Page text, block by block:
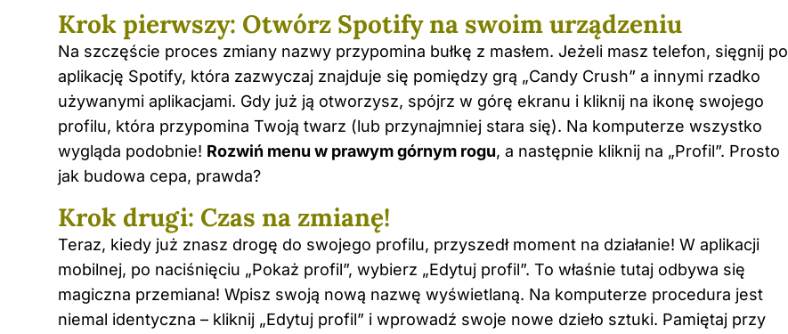
Krok pierwszy: Otwórz Spotify na swoim urządzeniu
Na szczęście proces zmiany nazwy przypomina bułkę z masłem. Jeżeli masz telefon, sięgnij po
aplikację Spotify, która zazwyczaj znajduje się pomiędzy grą „Candy Crush” a innymi rzadko
używanymi aplikacjami. Gdy już ją otworzysz, spójrz w górę ekranu i kliknij na ikonę swojego
profilu, która przypomina Twoją twarz (lub przynajmniej stara się). Na komputerze wszystko
wygląda podobnie! Rozwiń menu w prawym górnym rogu, a następnie kliknij na „Profil”. Prosto
jak budowa cepa, prawda?
Krok drugi: Czas na zmianę!
Teraz, kiedy już znasz drogę do swojego profilu, przyszedł moment na działanie! W aplikacji
mobilnej, po naciśnięciu „Pokaż profil”, wybierz „Edytuj profil”. To właśnie tutaj odbywa się
magiczna przemiana! Wpisz swoją nową nazwę wyświetlaną. Na komputerze procedura jest
niemal identyczna – kliknij „Edytuj profil” i wprowadź swoje nowe dzieło sztuki. Pamiętaj przy